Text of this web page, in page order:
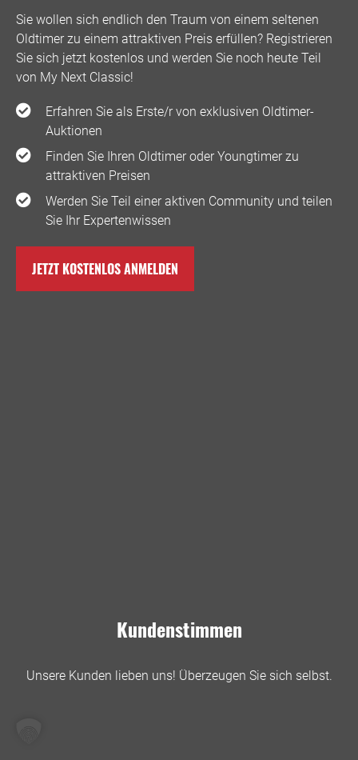
Sie wollen sich endlich den Traum von einem seltenen
Oldtimer zu einem attraktiven Preis erfüllen? Registrieren
Sie sich jetzt kostenlos und werden Sie noch heute Teil
von My Next Classic! ️
Erfahren Sie als Erste/r von exklusiven Oldtimer-
Auktionen
Finden Sie Ihren Oldtimer oder Youngtimer zu
attraktiven Preisen
Werden Sie Teil einer aktiven Community und teilen
Sie Ihr Expertenwissen
JETZT KOSTENLOS ANMELDEN
Kundenstimmen
Unsere Kunden lieben uns! Überzeugen Sie sich selbst.